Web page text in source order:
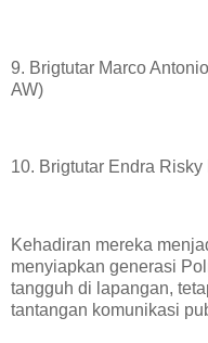
9. Brigtutar Marco
AW)
10. Brigtutar Endra Risky
Kehadiran mereka
menyiapkan generasi
tangguh di lapangan,
tantangan komunikasi